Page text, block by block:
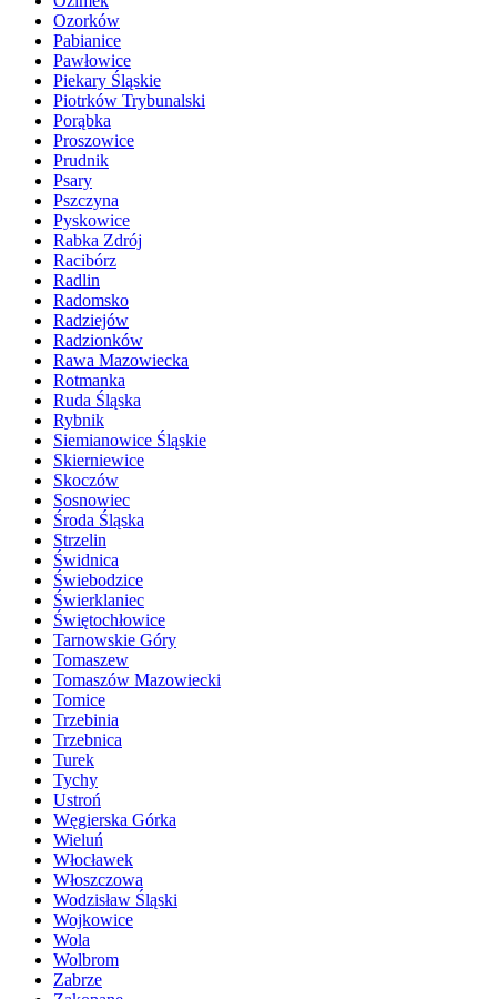
Ozorków
Pabianice
Pawłowice
Piekary Śląskie
Piotrków Trybunalski
Porąbka
Proszowice
Prudnik
Psary
Pszczyna
Pyskowice
Rabka Zdrój
Racibórz
Radlin
Radomsko
Radziejów
Radzionków
Rawa Mazowiecka
Rotmanka
Ruda Śląska
Rybnik
Siemianowice Śląskie
Skierniewice
Skoczów
Sosnowiec
Środa Śląska
Strzelin
Świdnica
Świebodzice
Świerklaniec
Świętochłowice
Tarnowskie Góry
Tomaszew
Tomaszów Mazowiecki
Tomice
Trzebinia
Trzebnica
Turek
Tychy
Ustroń
Węgierska Górka
Wieluń
Włocławek
Włoszczowa
Wodzisław Śląski
Wojkowice
Wola
Wolbrom
Zabrze